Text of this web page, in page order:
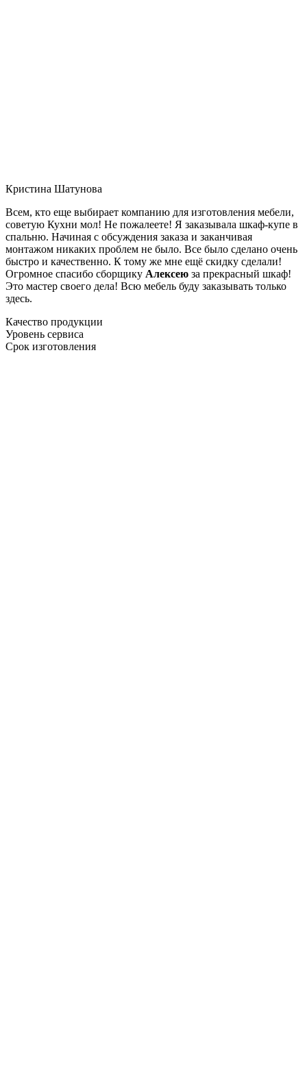
Кристина Шатунова
Всем, кто еще выбирает компанию для изготовления мебели,
советую Кухни мол! Не пожалеете! Я заказывала шкаф-купе в
спальню. Начиная с обсуждения заказа и заканчивая
монтажом никаких проблем не было. Все было сделано очень
быстро и качественно. К тому же мне ещё скидку сделали!
Огромное спасибо сборщику Алексею за прекрасный шкаф!
Это мастер своего дела! Всю мебель буду заказывать только
здесь.
Качество продукции
Уровень сервиса
Срок изготовления